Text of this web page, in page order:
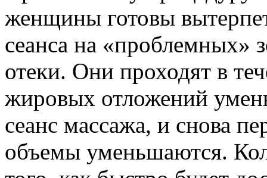
женщины готовы
сеанса на «проблемных»
отеки. Они проходят в
жировых отложений
сеанс массажа, и снова
объемы уменьшаются.